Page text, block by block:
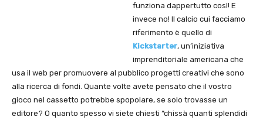
funziona dappertutto così! E
invece no! Il calcio cui facciamo
riferimento è quello di
Kickstarter, un’iniziativa
imprenditoriale americana che
usa il web per promuovere al pubblico progetti creativi che sono
alla ricerca di fondi. Quante volte avete pensato che il vostro
gioco nel cassetto potrebbe spopolare, se solo trovasse un
editore? O quanto spesso vi siete chiesti “chissà quanti splendidi